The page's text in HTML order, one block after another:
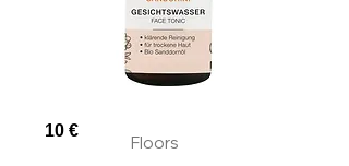
10 €
Floors